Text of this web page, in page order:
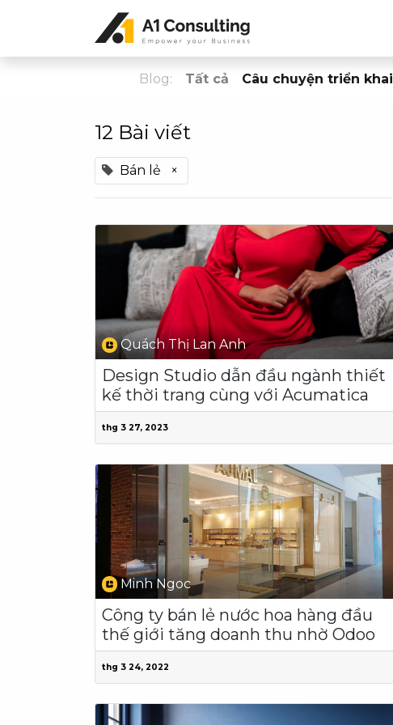
Blog: Tất cả Câu chuyện triển khai
12 Bài viết
Bán lẻ ×
Quách Thị Lan Anh
Design Studio dẫn đầu ngành thiết
kế thời trang cùng với Acumatica
thg 3 27, 2023
Minh Ngoc
Công ty bán lẻ nước hoa hàng đầu
thế giới tăng doanh thu nhờ Odoo
thg 3 24, 2022